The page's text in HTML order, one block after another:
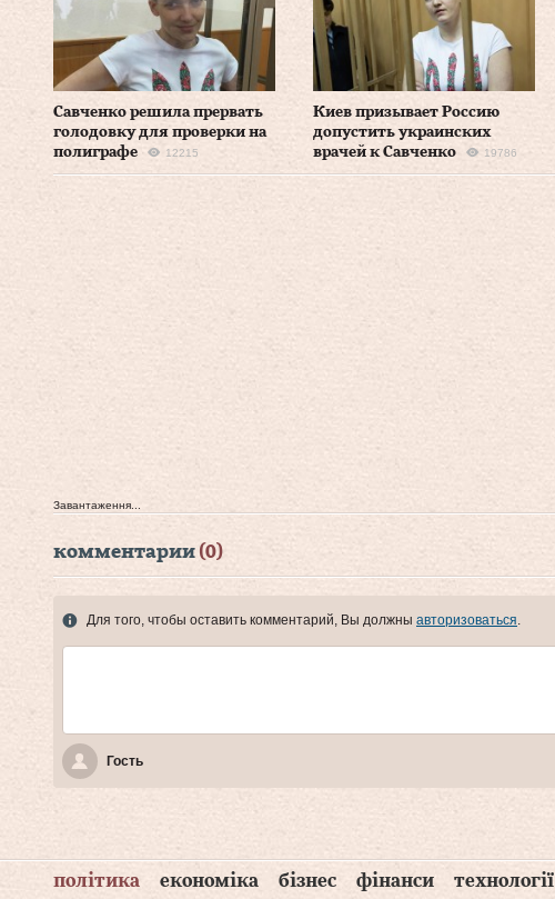
Савченко решила прервать
голодовку для проверки на
полиграфе
12215
Киев призывает Россию
допустить украинских
врачей к Савченко
19786
Завантаження...
комментарии (0)
Для того, чтобы оставить комментарий, Вы должны авторизоваться
Гость
політика економіка бізнес фінанси технології